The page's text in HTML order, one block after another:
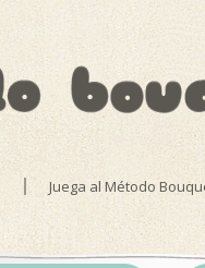
Juega al Método